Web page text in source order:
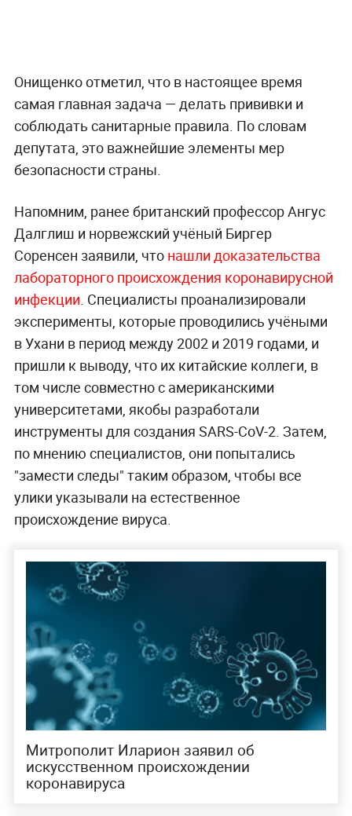
Онищенко отметил, что в настоящее время
самая главная задача — делать прививки и
соблюдать санитарные правила. По словам
депутата, это важнейшие элементы мер
безопасности страны.
Напомним, ранее британский профессор Ангус
Далглиш и норвежский учёный Биргер
Соренсен заявили, что нашли доказательства
лабораторного происхождения коронавирусной
инфекции . Специалисты проанализировали
эксперименты, которые проводились учёными
в Ухани в период между 2002 и 2019 годами, и
пришли к выводу, что их китайские коллеги, в
том числе совместно с американскими
университетами, якобы разработали
инструменты для создания SARS-CoV-2. Затем,
по мнению специалистов, они попытались
"замести следы" таким образом, чтобы все
улики указывали на естественное
происхождение вируса.
Митрополит Иларион заявил об
искусственном происхождении
коронавируса